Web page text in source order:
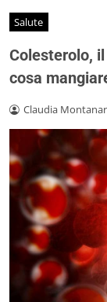
Salute
Colesterolo,
cosa
Claudia